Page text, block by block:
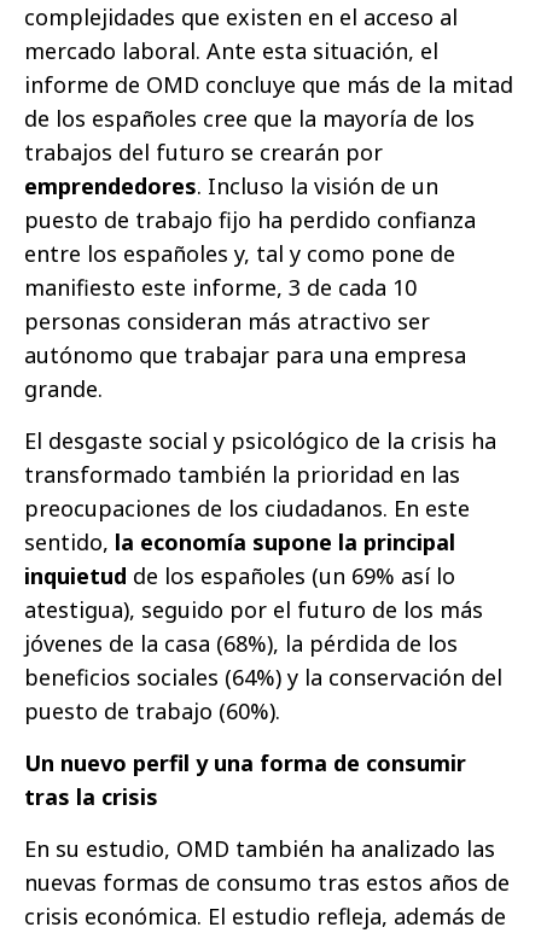
complejidades que existen en el acceso al
mercado laboral. Ante esta situación, el
informe de OMD concluye que más de la mitad
de los españoles cree que la mayoría de los
trabajos del futuro se crearán por
emprendedores. Incluso la visión de un
puesto de trabajo fijo ha perdido confianza
entre los españoles y, tal y como pone de
manifiesto este informe, 3 de cada 10
personas consideran más atractivo ser
autónomo que trabajar para una empresa
grande.
El desgaste social y psicológico de la crisis ha
transformado también la prioridad en las
preocupaciones de los ciudadanos. En este
sentido, la economía supone la principal
inquietud de los españoles (un 69% así lo
atestigua), seguido por el futuro de los más
jóvenes de la casa (68%), la pérdida de los
beneficios sociales (64%) y la conservación del
puesto de trabajo (60%).
Un nuevo perfil y una forma de consumir
tras la crisis
En su estudio, OMD también ha analizado las
nuevas formas de consumo tras estos años de
crisis económica. El estudio refleja, además de